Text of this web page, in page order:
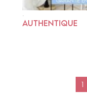
AUTHENTIQUE
1